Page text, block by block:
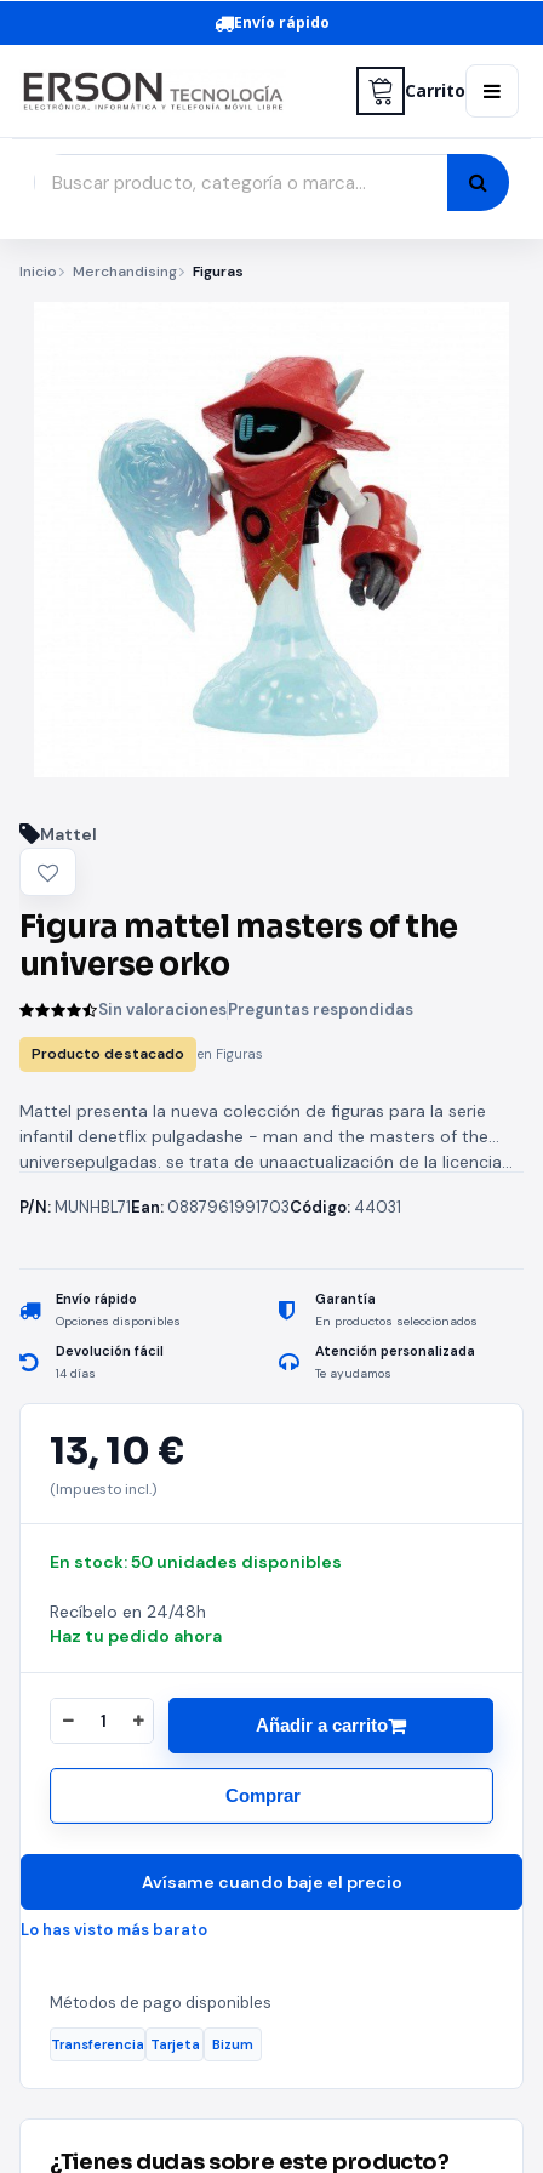
Envío rápido
Carrito
Inicio Merchandising Figuras
Mattel
Figura mattel masters of the
universe orko
Sin valoracionesPreguntas respondidas
Producto destacado en Figuras
Mattel presenta la nueva colección de figuras para la serie
infantil denetflix pulgadashe - man and the masters of the
universepulgadas. se trata de unaactualización de la licencia...
P/N:MUNHBL71Ean: 0887961991703Código: 44031
Envío rápido
Opciones disponibles
Garantía
En productos seleccionados
Devolución fácil
14 días
Atención personalizada
Te ayudamos
13,10 €
(Impuesto incl.)
En stock: 50 unidades disponibles
Recíbelo en 24/48h
Haz tu pedido ahora
Añadir a carrito
Comprar
Avísame cuando baje el precio
Lo has visto más barato
Métodos de pago disponibles
Transferencia Tarjeta Bizum
¿Tienes dudas sobre este producto?